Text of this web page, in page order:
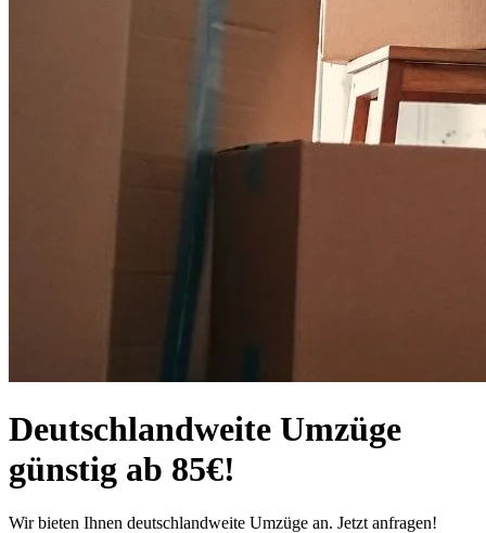
Deutschlandweite Umzüge
günstig ab 85€!
Wir bieten Ihnen deutschlandweite Umzüge an. Jetzt anfragen!